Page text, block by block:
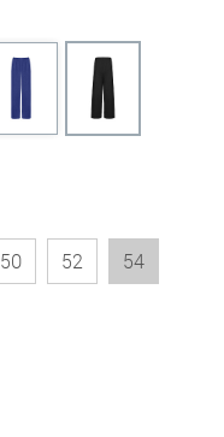
50 52 54